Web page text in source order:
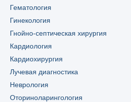
Гематология
Гинекология
Гнойно-септическая хирургия
Кардиология
Кардиохирургия
Лучевая диагностика
Неврология
Оториноларингология